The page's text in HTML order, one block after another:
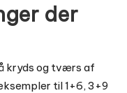
der
kryds og tværs af
til 1+6, 3+9